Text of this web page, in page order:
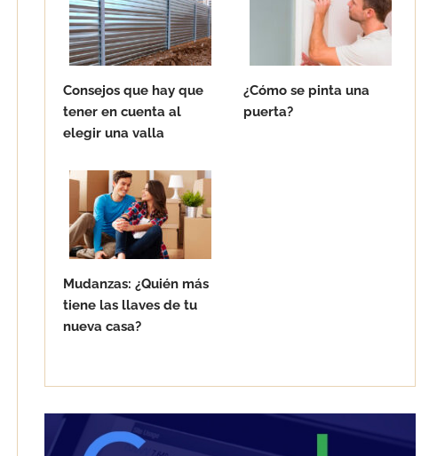
Consejos que hay que
tener en cuenta al
elegir una valla
¿Cómo se pinta una
puerta?
Mudanzas: ¿Quién más
tiene las llaves de tu
nueva casa?